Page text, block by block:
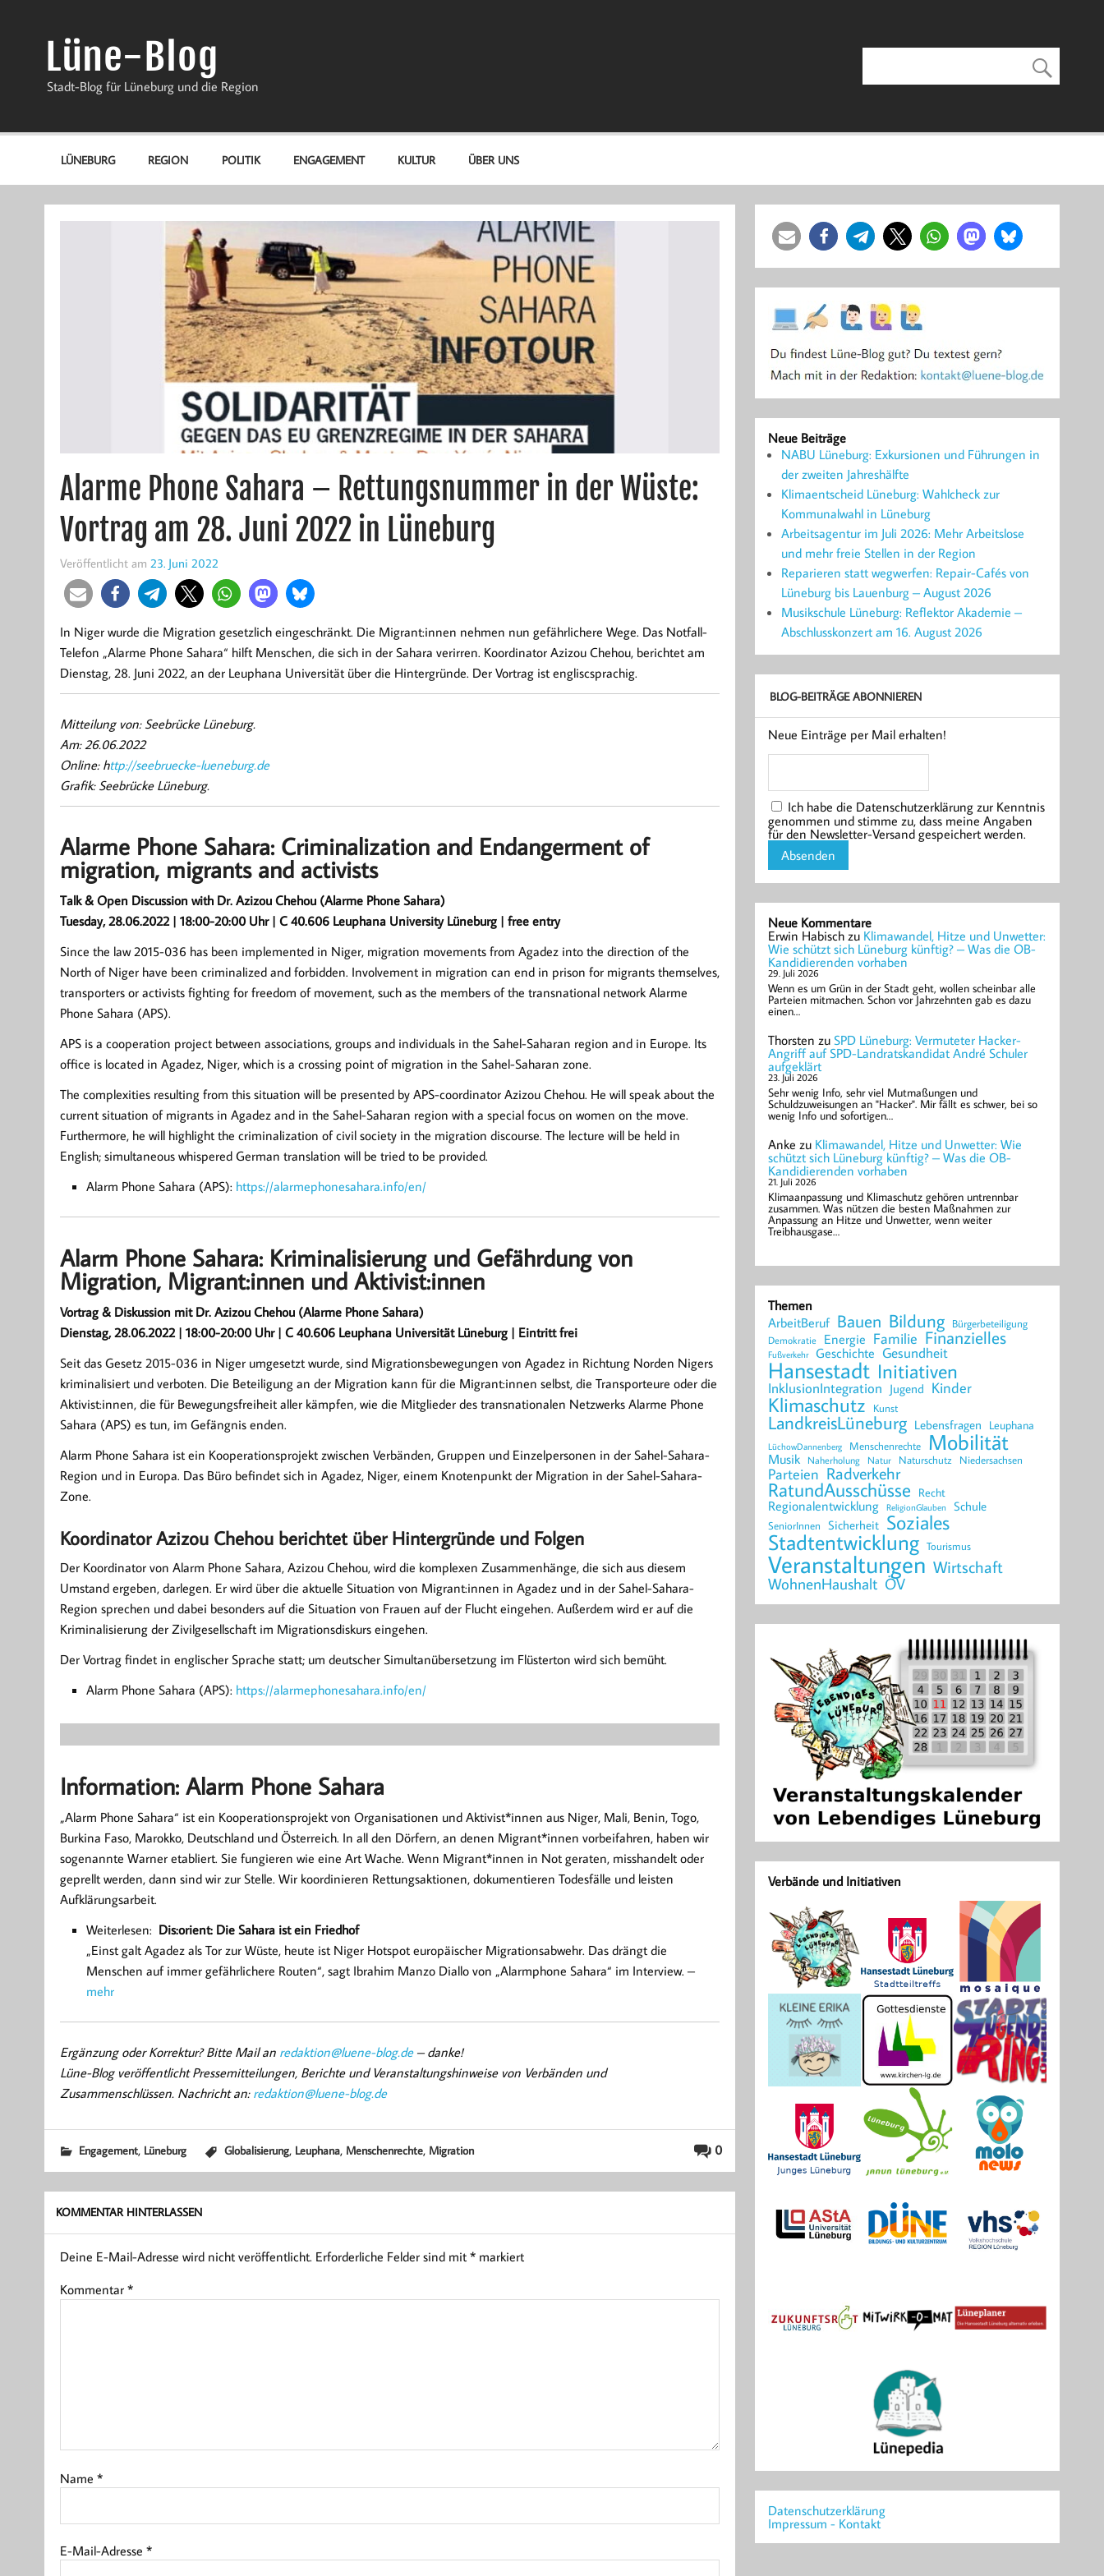
Lüne-Blog
Stadt-Blog für Lüneburg und die Region
LÜNEBURG REGION POLITIK ENGAGEMENT KULTUR ÜBER UNS
Alarme Phone Sahara – Rettungsnummer in der Wüste:
Vortrag am 28. Juni 2022 in Lüneburg
Veröffentlicht am 23. Juni 2022
In Niger wurde die Migration gesetzlich eingeschränkt. Die Migrant:innen nehmen nun gefährlichere Wege. Das Notfall-
Telefon „Alarme Phone Sahara“ hilft Menschen, die sich in der Sahara verirren. Koordinator Azizou Chehou, berichtet am
Dienstag, 28. Juni 2022, an der Leuphana Universität über die Hintergründe. Der Vortrag ist engliscsprachig.
Mitteilung von: Seebrücke Lüneburg.
Am: 26.06.2022
Online: http://seebruecke-lueneburg.de
Grafik: Seebrücke Lüneburg.
Alarme Phone Sahara: Criminalization and Endangerment of
migration, migrants and activists
Talk & Open Discussion with Dr. Azizou Chehou (Alarme Phone Sahara)
Tuesday, 28.06.2022 | 18:00-20:00 Uhr | C 40.606 Leuphana University Lüneburg | free entry
Since the law 2015-036 has been implemented in Niger, migration movements from Agadez into the direction of the
North of Niger have been criminalized and forbidden. Involvement in migration can end in prison for migrants themselves,
transporters or activists fighting for freedom of movement, such as the members of the transnational network Alarme
Phone Sahara (APS).
APS is a cooperation project between associations, groups and individuals in the Sahel-Saharan region and in Europe. Its
office is located in Agadez, Niger, which is a crossing point of migration in the Sahel-Saharan zone.
The complexities resulting from this situation will be presented by APS-coordinator Azizou Chehou. He will speak about the
current situation of migrants in Agadez and in the Sahel-Saharan region with a special focus on women on the move.
Furthermore, he will highlight the criminalization of civil society in the migration discourse. The lecture will be held in
English; simultaneous whispered German translation will be tried to be provided.
Alarm Phone Sahara (APS): https://alarmephonesahara.info/en/
Alarm Phone Sahara: Kriminalisierung und Gefährdung von
Migration, Migrant:innen und Aktivist:innen
Vortrag & Diskussion mit Dr. Azizou Chehou (Alarme Phone Sahara)
Dienstag, 28.06.2022 | 18:00-20:00 Uhr | C 40.606 Leuphana Universität Lüneburg | Eintritt frei
Seit das Gesetz 2015-036 in Niger umgesetzt wurde, sind Migrationsbewegungen von Agadez in Richtung Norden Nigers
kriminalisiert und verboten. Die Beteiligung an der Migration kann für die Migrant:innen selbst, die Transporteure oder die
Aktivist:innen, die für Bewegungsfreiheit aller kämpfen, wie die Mitglieder des transnationalen Netzwerks Alarme Phone
Sahara (APS) es tun, im Gefängnis enden.
Alarm Phone Sahara ist ein Kooperationsprojekt zwischen Verbänden, Gruppen und Einzelpersonen in der Sahel-Sahara-
Region und in Europa. Das Büro befindet sich in Agadez, Niger, einem Knotenpunkt der Migration in der Sahel-Sahara-
Zone.
Koordinator Azizou Chehou berichtet über Hintergründe und Folgen
Der Koordinator von Alarm Phone Sahara, Azizou Chehou, wird die komplexen Zusammenhänge, die sich aus diesem
Umstand ergeben, darlegen. Er wird über die aktuelle Situation von Migrant:innen in Agadez und in der Sahel-Sahara-
Region sprechen und dabei besonders auf die Situation von Frauen auf der Flucht eingehen. Außerdem wird er auf die
Kriminalisierung der Zivilgesellschaft im Migrationsdiskurs eingehen.
Der Vortrag findet in englischer Sprache statt; um deutscher Simultanübersetzung im Flüsterton wird sich bemüht.
Alarm Phone Sahara (APS): https://alarmephonesahara.info/en/
Information: Alarm Phone Sahara
„Alarm Phone Sahara“ ist ein Kooperationsprojekt von Organisationen und Aktivist*innen aus Niger, Mali, Benin, Togo,
Burkina Faso, Marokko, Deutschland und Österreich. In all den Dörfern, an denen Migrant*innen vorbeifahren, haben wir
sogenannte Warner etabliert. Sie fungieren wie eine Art Wache. Wenn Migrant*innen in Not geraten, misshandelt oder
geprellt werden, dann sind wir zur Stelle. Wir koordinieren Rettungsaktionen, dokumentieren Todesfälle und leisten
Aufklärungsarbeit.
Weiterlesen: Dis:orient: Die Sahara ist ein Friedhof
„Einst galt Agadez als Tor zur Wüste, heute ist Niger Hotspot europäischer Migrationsabwehr. Das drängt die
Menschen auf immer gefährlichere Routen“, sagt Ibrahim Manzo Diallo von „Alarmphone Sahara“ im Interview. –
mehr
Ergänzung oder Korrektur? Bitte Mail an redaktion@luene-blog.de– danke!
Lüne-Blog veröffentlicht Pressemitteilungen, Berichte und Veranstaltungshinweise von Verbänden und
Zusammenschlüssen. Nachricht an: redaktion@luene-blog.de
0
Engagement, Lüneburg Globalisierung, Leuphana, Menschenrechte, Migration
KOMMENTAR HINTERLASSEN
Deine E-Mail-Adresse wird nicht veröffentlicht. Erforderliche Felder sind mit *markiert
Kommentar *
Name *
E-Mail-Adresse *
Neue Beiträge
NABU Lüneburg: Exkursionen und Führungen in
der zweiten Jahreshälfte
Klimaentscheid Lüneburg: Wahlcheck zur
Kommunalwahl in Lüneburg
Arbeitsagentur im Juli 2026: Mehr Arbeitslose
und mehr freie Stellen in der Region
Reparieren statt wegwerfen: Repair-Cafés von
Lüneburg bis Lauenburg – August 2026
Musikschule Lüneburg: Reflektor Akademie –
Abschlusskonzert am 16. August 2026
BLOG-BEITRÄGE ABONNIEREN
Neue Einträge per Mail erhalten!
Ich habe die Datenschutzerklärung zur Kenntnis
genommen und stimme zu, dass meine Angaben
für den Newsletter-Versand gespeichert werden.
Neue Kommentare
Erwin Habisch zu Klimawandel, Hitze und Unwetter:
Wie schützt sich Lüneburg künftig? – Was die OB-
Kandidierenden vorhaben
29. Juli 2026
Wenn es um Grün in der Stadt geht, wollen scheinbar alle
Parteien mitmachen. Schon vor Jahrzehnten gab es dazu
einen…
Thorsten zuSPD Lüneburg: Vermuteter Hacker-
Angriff auf SPD-Landratskandidat André Schuler
aufgeklärt
23. Juli 2026
Sehr wenig Info, sehr viel Mutmaßungen und
Schuldzuweisungen an "Hacker". Mir fällt es schwer, bei so
wenig Info und sofortigen…
Anke zu Klimawandel, Hitze und Unwetter: Wie
schützt sich Lüneburg künftig? – Was die OB-
Kandidierenden vorhaben
21. Juli 2026
Klimaanpassung und Klimaschutz gehören untrennbar
zusammen. Was nützen die besten Maßnahmen zur
Anpassung an Hitze und Unwetter, wenn weiter
Treibhausgase…
Themen
ArbeitBeruf Bauen Bildung Bürgerbeteiligung
Demokratie Energie Familie Finanzielles
Fußverkehr Geschichte Gesundheit
Hansestadt Initiativen
InklusionIntegration Jugend Kinder
Klimaschutz Kunst
LandkreisLüneburg Lebensfragen Leuphana
LüchowDannenberg Menschenrechte Mobilität
Musik Naherholung Natur Naturschutz Niedersachsen
Parteien Radverkehr
RatundAusschüsse Recht
Regionalentwicklung ReligionGlauben Schule
SeniorInnen Sicherheit Soziales
Stadtentwicklung Tourismus
Veranstaltungen Wirtschaft
WohnenHaushalt ÖV
Verbände und Initiativen
Datenschutzerklärung
Impressum - Kontakt